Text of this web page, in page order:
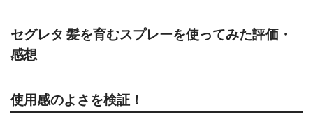
セグレタ 髪を育むスプレーを使ってみた評価・
感想
使用感のよさを検証！